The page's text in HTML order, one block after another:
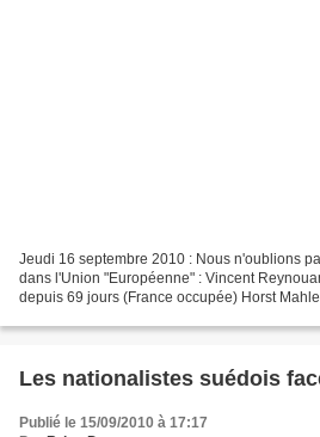
Jeudi 16 septembre 2010 : Nous n'oublions
dans l'Union "Européenne" : Vincent
depuis 69 jours (France occupée) Horst
Les nationalistes suédois
Publié le 15/09/2010 à 17:17